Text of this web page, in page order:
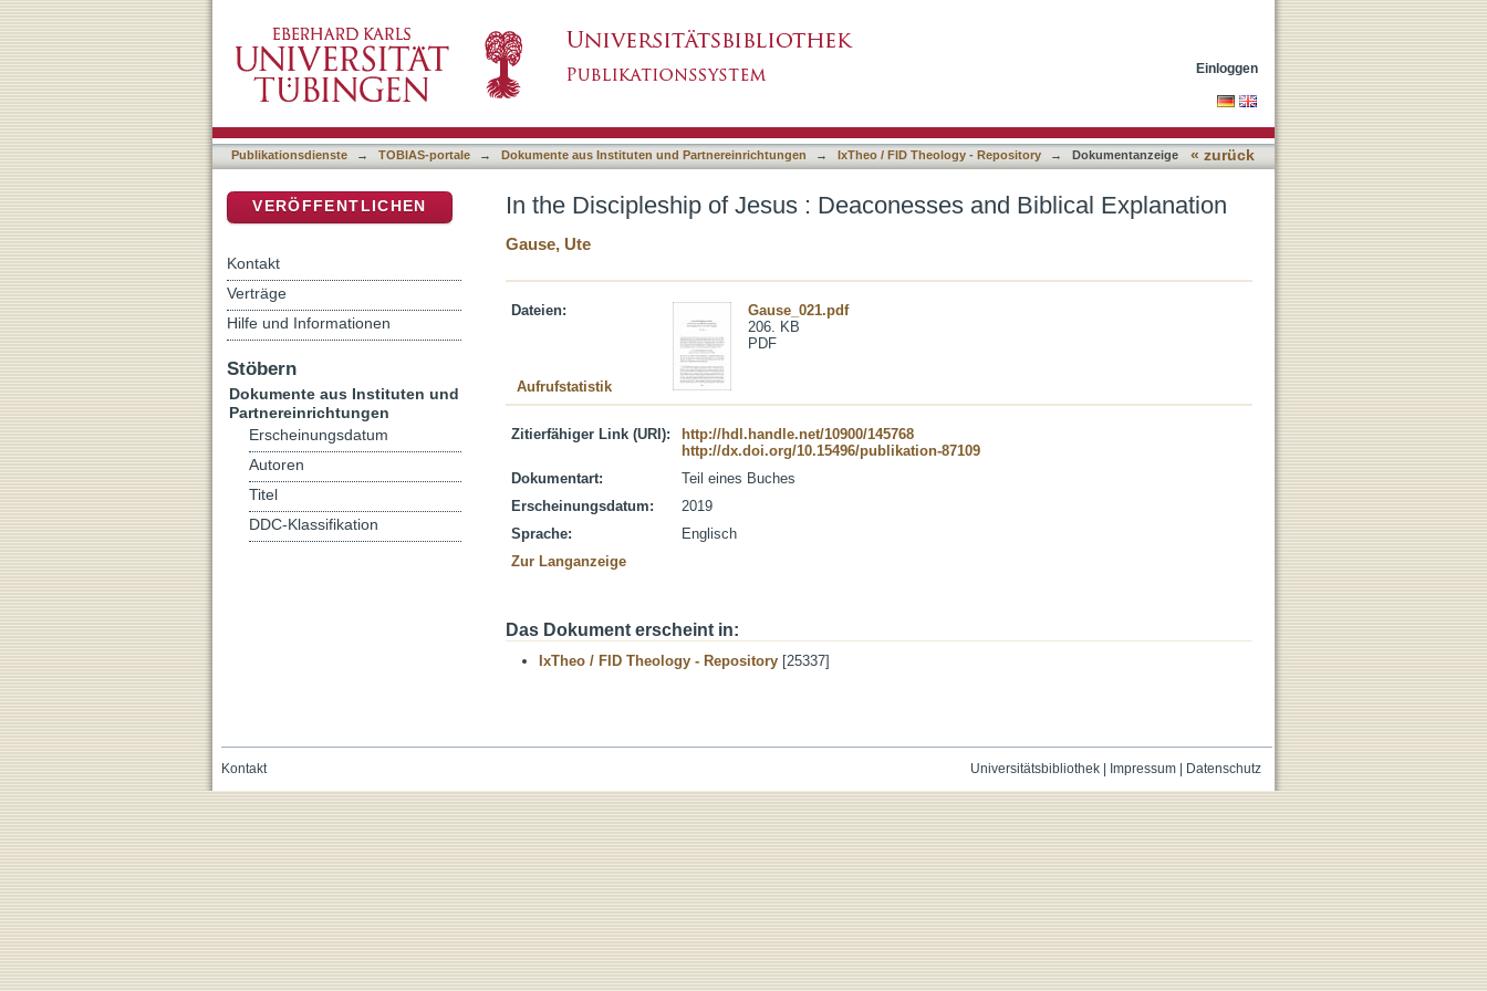
Einloggen
Publikationsdienste → TOBIAS-portale → Dokumente aus Instituten und Partnereinrichtungen → IxTheo / FID Theology - Repository → Dokumentanzeige « zurück
In the Discipleship of Jesus : Deaconesses and Biblical Explanation
Gause, Ute
Dateien:
Gause_021.pdf
206. KB
PDF
Aufrufstatistik
Zitierfähiger Link (URI):
http://hdl.handle.net/10900/145768
http://dx.doi.org/10.15496/publikation-87109
Dokumentart:
Teil eines Buches
Erscheinungsdatum:
2019
Sprache:
Englisch
Zur Langanzeige
Das Dokument erscheint in:
IxTheo / FID Theology - Repository [25337]
VERÖFFENTLICHEN
Kontakt
Verträge
Hilfe und Informationen
Stöbern
Dokumente aus Instituten und
Partnereinrichtungen
Erscheinungsdatum
Autoren
Titel
DDC-Klassifikation
Universitätsbibliothek| Impressum| Datenschutz
Kontakt